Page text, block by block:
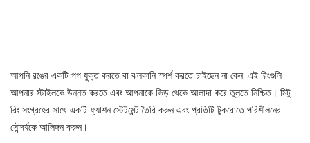
আপনি রঙের একটি পপ যুক্ত করতে বা ঝলকানি স্পর্শ করতে চাইছেন না কেন, এই রিংগুলি
আপনার স্টাইলকে উন্নত করতে এবং আপনাকে ভিড় থেকে আলাদা করে তুলতে নিশ্চিত। মিটু
রিং সংগ্রহের সাথে একটি ফ্যাশন স্টেটমেন্ট তৈরি করুন এবং প্রতিটি টুকরোতে পরিশীলনের
সৌন্দর্যকে আলিঙ্গন করুন।